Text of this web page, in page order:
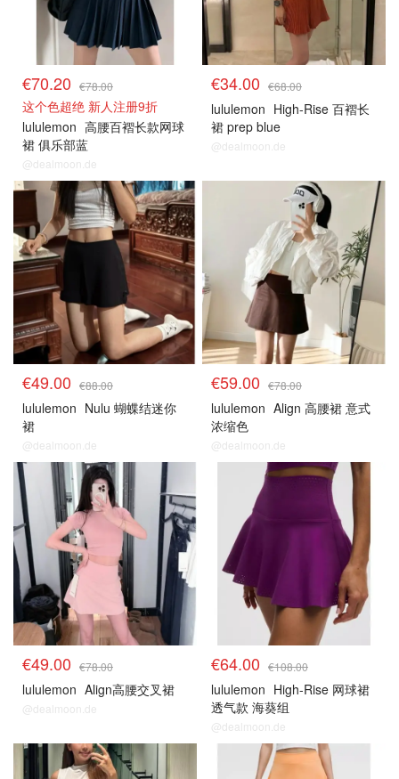
€70.20 €78.00
这个色超绝 新人注册9折
lululemon 高腰百褶长款网球
裙 俱乐部蓝
@dealmoon.de
€34.00 €68.00
lululemon High-Rise 百褶长
裙 prep blue
@dealmoon.de
€49.00 €88.00
lululemon Nulu 蝴蝶结迷你
裙
@dealmoon.de
€59.00 €78.00
lululemon Align 高腰裙 意式
浓缩色
@dealmoon.de
€49.00 €78.00
lululemon Align高腰交叉裙
@dealmoon.de
€64.00 €108.00
lululemon High-Rise 网球裙
透气款 海葵组
@dealmoon.de